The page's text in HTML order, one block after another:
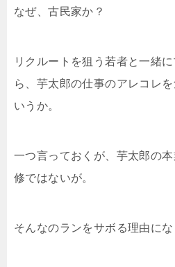
なぜ、古民家か？
リクルートを狙う若者と一緒
ら、芋太郎の仕事のアレコレ
いうか。
一つ言っておくが、芋太郎の
修ではないが。
そんなのランをサボる理由にな